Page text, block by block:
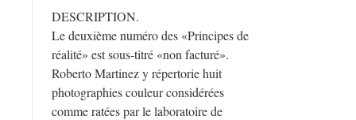
DESCRIPTION.
Le deuxième numéro des «Principes de
réalité» est sous-titré «non facturé».
Roberto Martinez y répertorie huit
photographies couleur considérées
comme ratées par le laboratoire de